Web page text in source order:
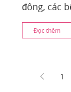
đông, các
cầm trở
thách thức
Đọc thêm
1